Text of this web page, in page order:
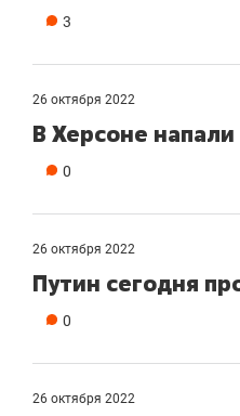
3
26 октября 2022
В Херсоне
0
26 октября 2022
Путин сегодня
0
26 октября 2022